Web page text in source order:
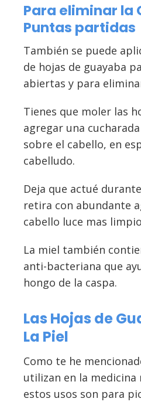
Para eliminar la
Puntas partidas
También se puede
de hojas de guayaba
abiertas y para
Tienes que moler las
agregar una
sobre el cabello, en
cabelludo.
Deja que actué
retira con abundante
cabello luce mas
La miel también
anti-bacteriana que
hongo de la caspa.
Las Hojas de
La Piel
Como te he
utilizan en la medicina
estos usos son para